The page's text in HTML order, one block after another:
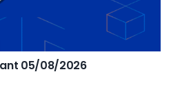
05/08/2026